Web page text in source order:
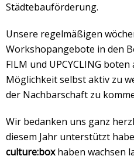
Städtebauförderung.
Unsere regelmäßigen
Workshopangebote in den
FILM und UPCYCLING
Möglichkeit selbst aktiv zu
der Nachbarschaft zu
Wir bedanken uns ganz
diesem Jahr unterstützt
culture:boxhaben wachsen